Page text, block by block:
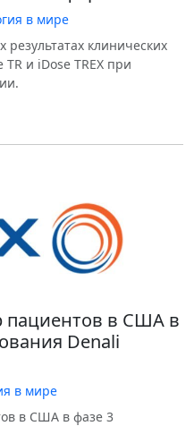
в мире
клинических
и iDose TREX при
пациентов в США в
Denali
в мире
в США в фазе 3